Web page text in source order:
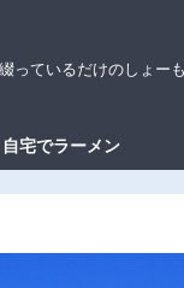
っているだけのしょー
自宅でラーメン